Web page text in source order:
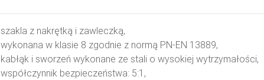
szakla z nakrętką i zawleczką,
wykonana w klasie 8 zgodnie z normą PN-EN 13889,
kabłąk i sworzeń wykonane ze stali o wysokiej wytrzymałości,
współczynnik bezpieczeństwa: 5:1,